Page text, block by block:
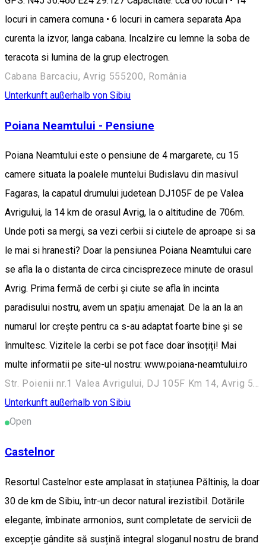
locuri in camera comuna • 6 locuri in camera separata Apa
curenta la izvor, langa cabana. Incalzire cu lemne la soba de
teracota si lumina de la grup electrogen.
Cabana Barcaciu, Avrig 555200, România
Unterkunft außerhalb von Sibiu
Poiana Neamtului - Pensiune
Poiana Neamtului este o pensiune de 4 margarete, cu 15
camere situata la poalele muntelui Budislavu din masivul
Fagaras, la capatul drumului judetean DJ105F de pe Valea
Avrigului, la 14 km de orasul Avrig, la o altitudine de 706m.
Unde poti sa mergi, sa vezi cerbii si ciutele de aproape si sa
le mai si hranesti? Doar la pensiunea Poiana Neamtului care
se afla la o distanta de circa cincisprezece minute de orasul
Avrig. Prima fermă de cerbi și ciute se afla în incinta
paradisului nostru, avem un spațiu amenajat. De la an la an
numarul lor crește pentru ca s-au adaptat foarte bine și se
înmultesc. Vizitele la cerbi se pot face doar însoțiți! Mai
multe informatii pe site-ul nostru: www.poiana-neamtului.ro
Str. Poienii nr.1 Valea Avrigului, DJ 105F Km 14, Avrig 555200, România
Unterkunft außerhalb von Sibiu
Open
Castelnor
Resortul Castelnor este amplasat în stațiunea Păltiniș, la doar
30 de km de Sibiu, într-un decor natural irezistibil. Dotările
elegante, îmbinate armonios, sunt completate de servicii de
excepție gândite să susțină integral sloganul nostru de brand